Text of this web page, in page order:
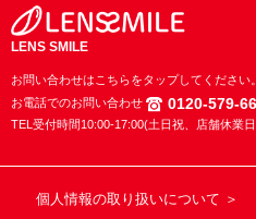
LENS SMILE
お問い合わせはこちらをタップしてください
お電話でのお問い合わせ 0120-579-
TEL受付時間10:00-17:00(土日祝、店舗休業
個人情報の取り扱いについて ＞